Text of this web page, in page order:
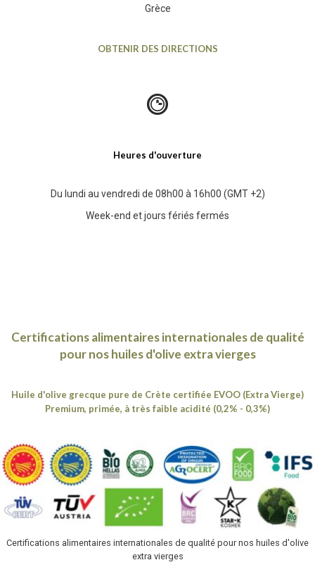
Grèce
OBTENIR DES DIRECTIONS
Heures d'ouverture
Du lundi au vendredi de 08h00 à 16h00 (GMT +2)
Week-end et jours fériés fermés
Certifications alimentaires internationales de qualité
pour nos huiles d'olive extra vierges
Huile d'olive grecque pure de Crète certifiée EVOO (Extra Vierge)
Premium, primée, à très faible acidité (0,2% - 0,3%)
Certifications alimentaires internationales de qualité pour nos huiles d'olive
extra vierges